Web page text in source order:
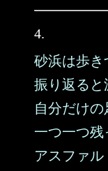
4.
砂浜は歩き
振り返る
自分だけ
一つ一つ残
アスファル